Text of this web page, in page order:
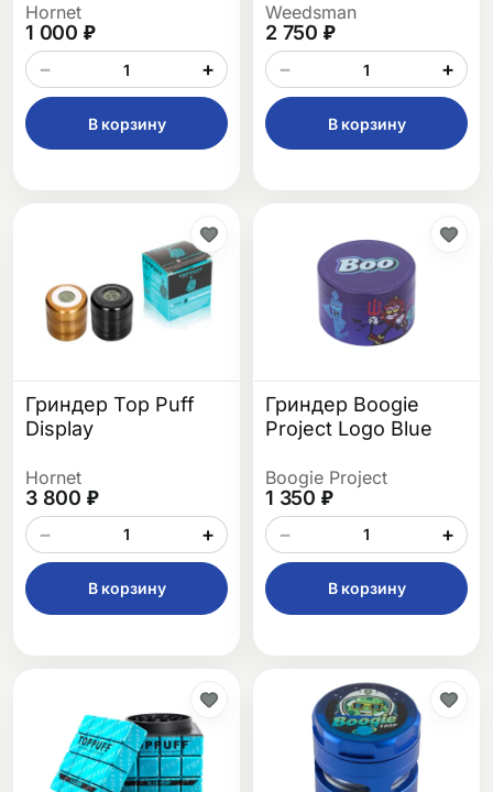
Hornet
1 000 ₽
−
+
В корзину
Weedsman
2 750 ₽
−
+
В корзину
Гриндер Top Puff
Display
Hornet
3 800 ₽
−
+
В корзину
Гриндер Boogie
Project Logo Blue
Boogie Project
1 350 ₽
−
+
В корзину